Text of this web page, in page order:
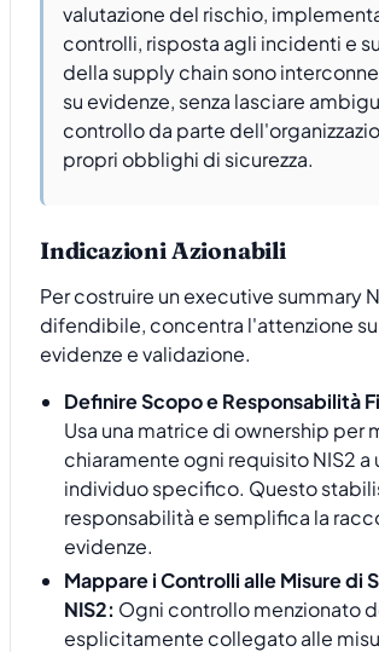
valutazione del rischio,
controlli, risposta agli incidenti e
della supply chain sono
su evidenze, senza lasciare
controllo da parte
propri obblighi di sicurezza.
Indicazioni Azionabili
Per costruire un executive summary
difendibile, concentra l'attenzione
evidenze e validazione.
Definire Scopo e Responsabilità
Usa una matrice di ownership per
chiaramente ogni requisito NIS2 a
individuo specifico. Questo
responsabilità e semplifica la
evidenze.
Mappare i Controlli alle Misure di
NIS2: Ogni controllo menzionato
esplicitamente collegato alle